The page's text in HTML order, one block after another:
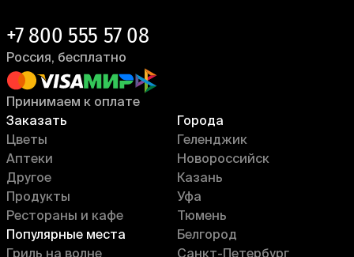
Заказать
Цветы
Аптеки
Другое
Продукты
Рестораны и кафе
Популярные места
Города
Геленджик
Новороссийск
Казань
Уфа
Тюмень
Белгород
+7 800 555 57 08
Россия, бесплатно
Принимаем к оплате